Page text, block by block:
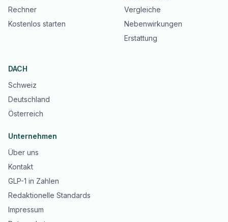
Rechner
Kostenlos starten
Vergleiche
Nebenwirkungen
Erstattung
DACH
Schweiz
Deutschland
Österreich
Unternehmen
Über uns
Kontakt
GLP-1 in Zahlen
Redaktionelle Standards
Impressum